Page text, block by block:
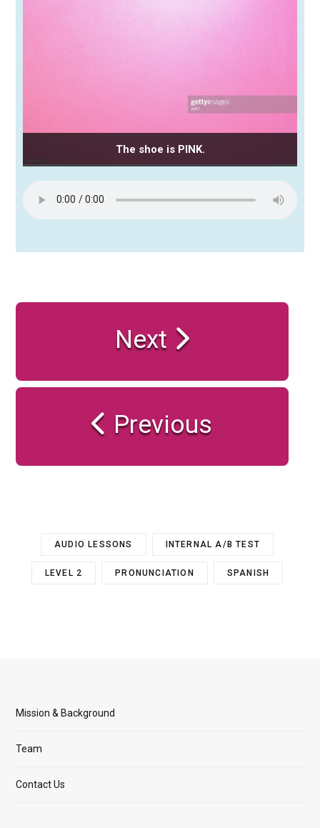
The shoe is PINK.
Next
Previous
AUDIO LESSONS INTERNAL A/B TEST
LEVEL 2 PRONUNCIATION SPANISH
Mission & Background
Team
Contact Us